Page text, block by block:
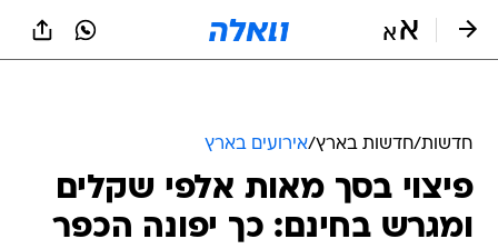
חדשות/חדשות בארץ/אירועים בארץ
פיצוי בסך מאות אלפי שקלים
ומגרש בחינם: כך יפונה הכפר